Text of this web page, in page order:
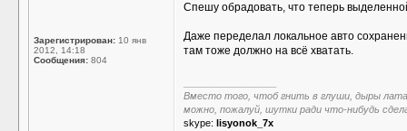
Зарегистрирован: 10 янв
2012, 14:18
Сообщения: 804
Спешу обрадовать, что теперь
Даже переделал локальное авто
там тоже должно на всё хватать.
Вместо того, чтоб гнить в глуши, дыры
можно, пожалуй, шутки ради что-нибудь
skype: lisyonok_7x